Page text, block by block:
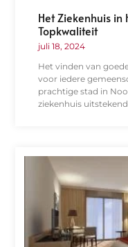
Het Ziekenhuis
Topkwaliteit
juli 18, 2024
Het vinden van
voor iedere
prachtige stad in
ziekenhuis